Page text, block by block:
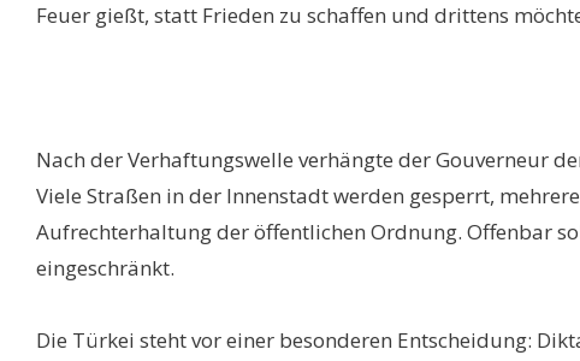
Feuer gießt, statt Frieden zu schaffen und drittens
Nach der Verhaftungswelle verhängte der Gouverneur
Viele Straßen in der Innenstadt werden gesperrt,
Aufrechterhaltung der öffentlichen Ordnung. Offenbar
eingeschränkt.
Die Türkei steht vor einer besonderen Entscheidung: